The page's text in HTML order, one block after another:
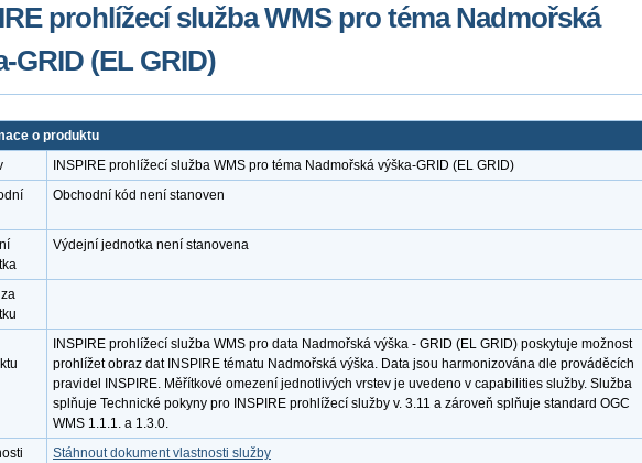
prohlížecí služba WMS pro téma Nadmořská
GRID (EL GRID)
o produktu
INSPIRE prohlížecí služba WMS pro téma Nadmořská výška-GRID (EL GRID)
Obchodní kód není stanoven
Výdejní jednotka není stanovena
INSPIRE prohlížecí služba WMS pro data Nadmořská výška - GRID (EL GRID) poskytuje možnost
prohlížet obraz dat INSPIRE tématu Nadmořská výška. Data jsou harmonizována dle prováděcích
pravidel INSPIRE. Měřítkové omezení jednotlivých vrstev je uvedeno v capabilities služby. Služba
splňuje Technické pokyny pro INSPIRE prohlížecí služby v. 3.11 a zároveň splňuje standard OGC
WMS 1.1.1. a 1.3.0.
Stáhnout dokument vlastnosti služby